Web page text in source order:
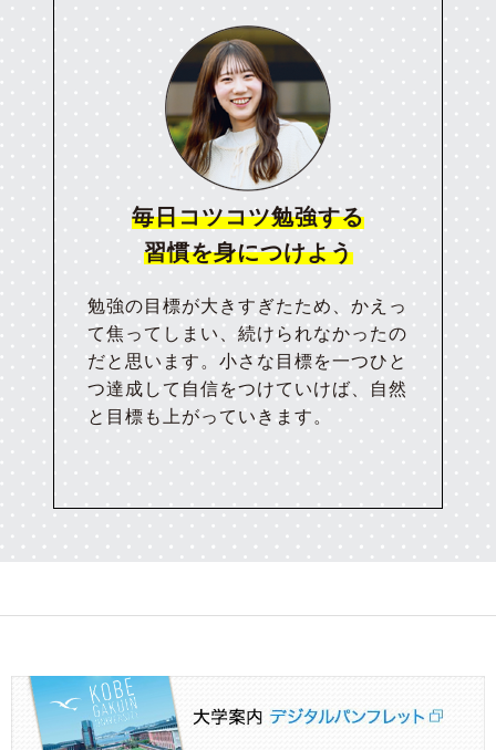
毎日コツコツ勉強する
習慣を身につけよう
勉強の目標が大きすぎたため、かえっ
て焦ってしまい、続けられなかったの
だと思います。小さな目標を一つひと
つ達成して自信をつけていけば、自然
と目標も上がっていきます。